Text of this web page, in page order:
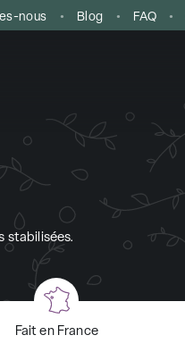
nous Blog FAQ
stabilisées.
Fait en France